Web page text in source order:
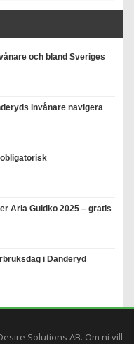
och bland Sveriges
invånare navigera
Arla Guldko 2025 – gratis
i Danderyd
Solutions AB. Om ni vill